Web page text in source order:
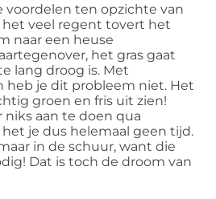
voordelen ten opzichte van
het veel regent tovert het
naar een heuse
het gras gaat
lang droog is. Met
heb je dit probleem niet. Het
groen en fris uit zien!
niks aan te doen qua
je dus helemaal geen tijd.
in de schuur, want die
Dat is toch de droom van